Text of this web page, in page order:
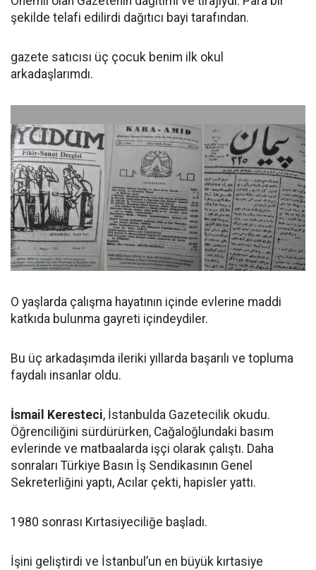
şekilde telafi edilirdi dağıtıcı bayi tarafından.
gazete satıcısı üç çocuk benim ilk okul
arkadaşlarımdı.
O yaşlarda çalışma hayatının içinde evlerine maddi
katkıda bulunma gayreti içindeydiler.
Bu üç arkadaşımda ileriki yıllarda başarılı ve topluma
faydalı insanlar oldu.
İsmail Keresteci, İstanbulda Gazetecilik okudu.
Öğrenciliğini sürdürürken, Cağaloğlundaki basım
evlerinde ve matbaalarda işçi olarak çalıştı. Daha
sonraları Türkiye Basın İş Sendikasının Genel
Sekreterliğini yaptı, Acılar çekti, hapisler yattı.
1980 sonrası Kırtasiyeciliğe başladı.
İşini geliştirdi ve İstanbul’un en büyük kırtasiye